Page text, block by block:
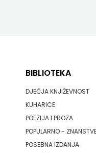
MOZAIK
KNJIGA
NAKLADA
BIBLIOTEKA
DJEČJA KNJIŽEVNOST
KUHARICE
POEZIJA I PROZA
POPULARNO -
POSEBNA IZDANJA